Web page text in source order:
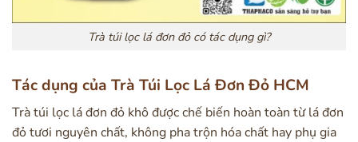
Trà túi lọc lá đơn đỏ có tác dụng gì?
Tác dụng của Trà Túi Lọc Lá Đơn Đỏ HCM
Trà túi lọc lá đơn đỏ khô được chế biến hoàn toàn từ lá đơn
đỏ tươi nguyên chất, không pha trộn hóa chất hay phụ gia